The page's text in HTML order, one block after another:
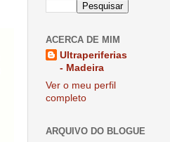
ACERCA DE MIM
Ultraperiferias
- Madeira
Ver o meu perfil
completo
ARQUIVO DO BLOGUE